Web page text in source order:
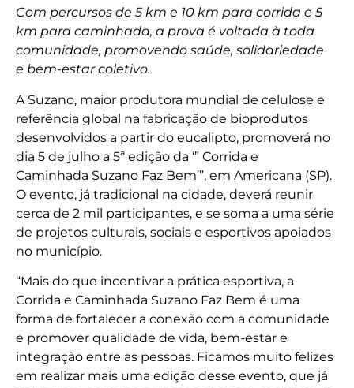
Com percursos de 5 km e 10 km para corrida e 5
km para caminhada, a prova é voltada à toda
comunidade, promovendo saúde, solidariedade
e bem-estar coletivo.
A Suzano, maior produtora mundial de celulose e
referência global na fabricação de bioprodutos
desenvolvidos a partir do eucalipto, promoverá no
dia 5 de julho a 5ª edição da ‘” Corrida e
Caminhada Suzano Faz Bem’”, em Americana (SP).
O evento, já tradicional na cidade, deverá reunir
cerca de 2 mil participantes, e se soma a uma série
de projetos culturais, sociais e esportivos apoiados
no município.
“Mais do que incentivar a prática esportiva, a
Corrida e Caminhada Suzano Faz Bem é uma
forma de fortalecer a conexão com a comunidade
e promover qualidade de vida, bem-estar e
integração entre as pessoas. Ficamos muito felizes
em realizar mais uma edição desse evento, que já